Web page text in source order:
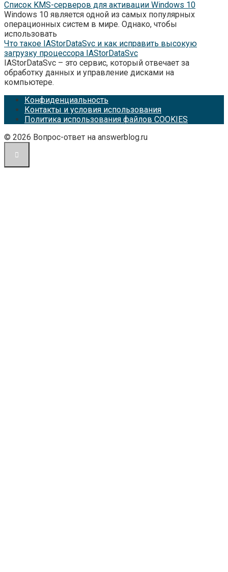
Список KMS-серверов для активации Windows 10
Windows 10 является одной из самых популярных
операционных систем в мире. Однако, чтобы
использовать
Что такое IAStorDataSvc и как исправить высокую
загрузку процессора IAStorDataSvc
IAStorDataSvc – это сервис, который отвечает за
обработку данных и управление дисками на
компьютере.
Конфиденциальность
Контакты и условия использования
Политика использования файлов COOKIES
© 2026 Вопрос-ответ на answerblog.ru